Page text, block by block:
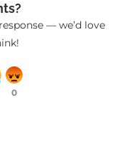
— we’d love
0